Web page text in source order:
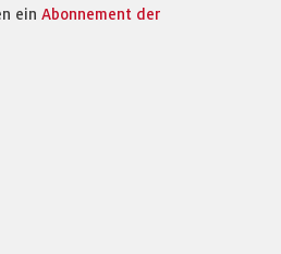
ein Abonnement der